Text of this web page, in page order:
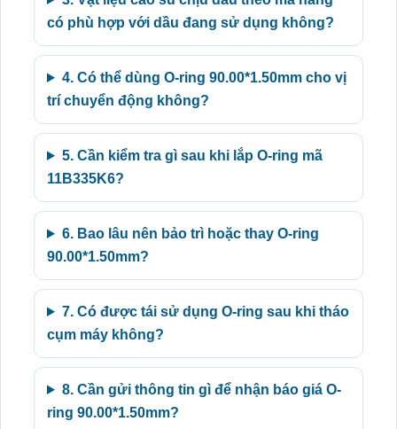
có phù hợp với dầu đang sử dụng không?
4. Có thể dùng O-ring 90.00*1.50mm cho vị
trí chuyển động không?
5. Cần kiểm tra gì sau khi lắp O-ring mã
11B335K6?
6. Bao lâu nên bảo trì hoặc thay O-ring
90.00*1.50mm?
7. Có được tái sử dụng O-ring sau khi tháo
cụm máy không?
8. Cần gửi thông tin gì để nhận báo giá O-
ring 90.00*1.50mm?